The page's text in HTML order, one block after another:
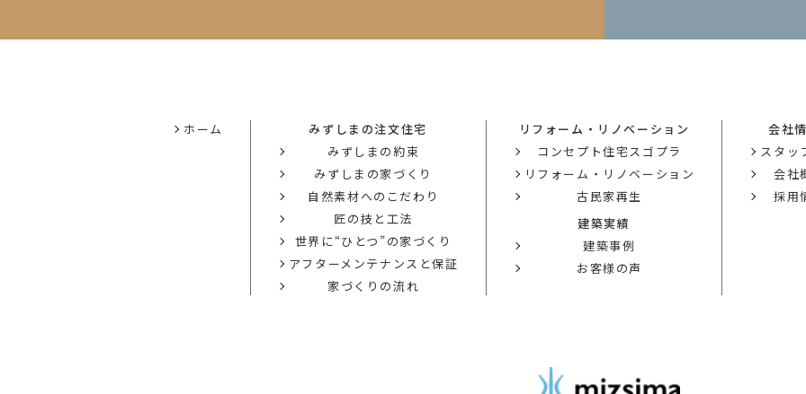
ホーム
みずしまの注文住宅
みずしまの約束
みずしまの家づくり
自然素材へのこだわり
匠の技と工法
世界に“ひとつ”の家づくり
アフターメンテナンスと保証
家づくりの流れ
リフォーム・リノベーション
コンセプト住宅スゴプラ
リフォーム・リノベーション
古民家再生
建築実績
建築事例
お客様の声
会社
スタッ
会社
採用